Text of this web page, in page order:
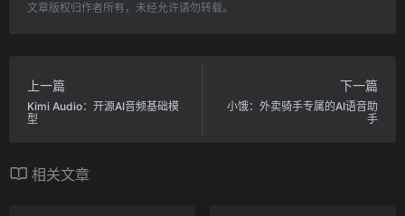
文章版权归作者所有，未经允许请勿转载。
上一篇
Kimi Audio：开源AI音频基础模
型
下一篇
小饿：外卖骑手专属的AI语音助
手
相关文章